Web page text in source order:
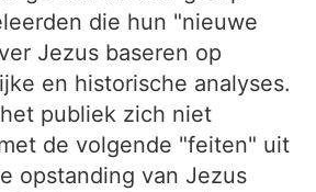
die hun "nieuwe
Jezus baseren op
en historische analyses.
publiek zich niet
de volgende "feiten" uit
opstanding van Jezus